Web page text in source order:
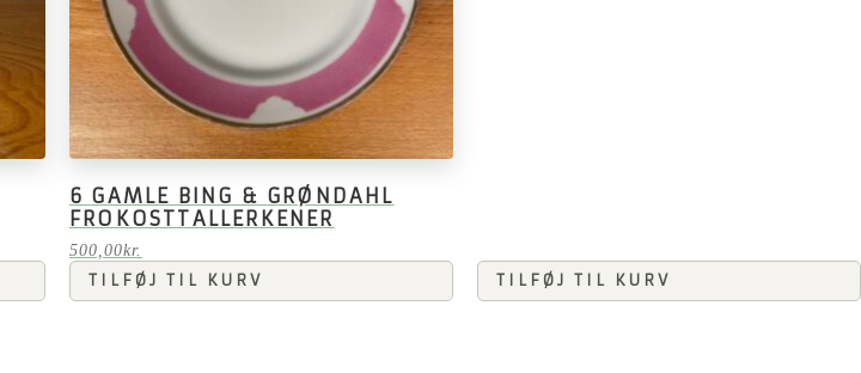
6 GAMLE BING & GRØNDAHL
FROKOSTTALLERKENER
500,00kr.
TILFØJ TIL KURV
TILFØJ TIL KURV